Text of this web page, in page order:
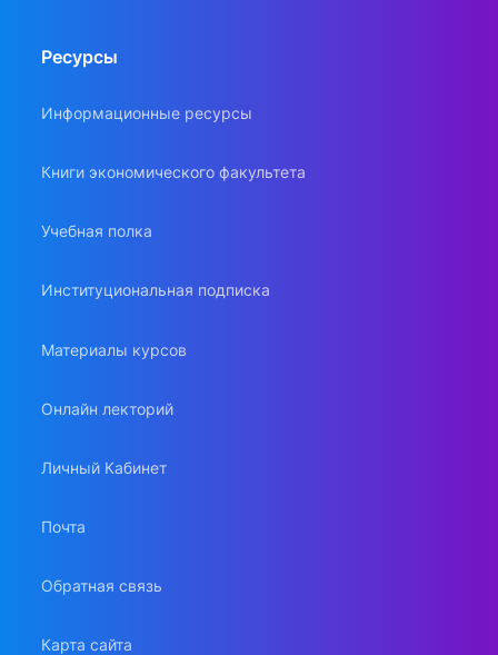
Ресурсы
Информационные ресурсы
Книги экономического факультета
Учебная полка
Институциональная подписка
Материалы курсов
Онлайн лекторий
Личный Кабинет
Почта
Обратная связь
Карта сайта